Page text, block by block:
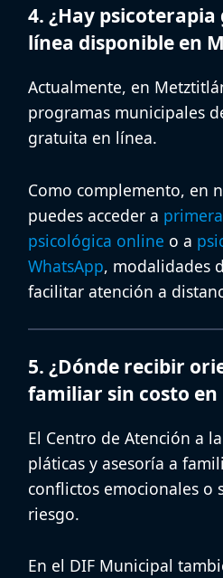
4. ¿Hay
línea disponible en
Actualmente, en
programas municipales
gratuita en línea.
Como complemento, en
puedes acceder a
psicológica online o a
WhatsApp, modalidades
facilitar atención a
5. ¿Dónde recibir
familiar sin costo
El Centro de Atención a
pláticas y asesoría a
conflictos emocionales o
riesgo.
En el DIF Municipal